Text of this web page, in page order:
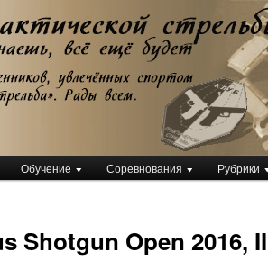
стрельбы
Обучение Соревнования Рубрики
Shotgun Open 2016,